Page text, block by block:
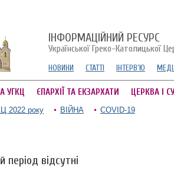
ІНФОРМАЦІЙНИЙ РЕСУРС
Української Греко-Католицької
НОВИНИ СТАТТІ ІНТЕРВ'Ю
УГКЦ ЄПАРХІЇ ТА ЕКЗАРХАТИ ЦЕРКВА І
2022 року ВІЙНА COVID-19
період відсутні